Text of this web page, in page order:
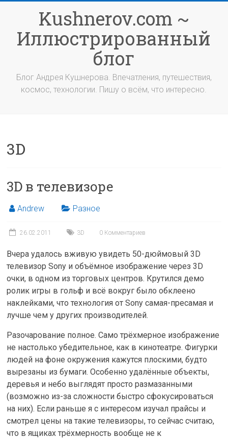
содержимомуKushnerov.com ~
Иллюстрированный
блог
Блог Андрея Кушнерова. Впечатления, путешествия,
космос, технологии. Пишу о всём, что интересно.
3D
3D в телевизоре
Andrew Разное
26.02.2011 3D 0 Комментариев
Вчера удалось вживую увидеть 50-дюймовый 3D
телевизор Sony и объёмное изображение через 3D
очки, в одном из торговых центров. Крутился демо
ролик игры в гольф и всё вокруг было обклеено
наклейками, что технология от Sony самая-пресамая и
лучше чем у других производителей.
Разочарование полное. Само трёхмерное изображение
не настолько убедительное, как в кинотеатре. Фигурки
людей на фоне окружения кажутся плоскими, будто
вырезаны из бумаги. Особенно удалённые объекты,
деревья и небо выглядят просто размазанными
(возможно из-за сложности быстро сфокусироваться
на них). Если раньше я с интересом изучал прайсы и
смотрел цены на такие телевизоры, то сейчас считаю,
что в ящиках трёхмерность вообще не к